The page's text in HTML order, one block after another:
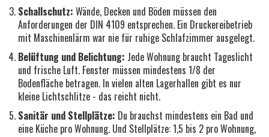
Schallschutz: Wände, Decken und Böden müssen den
Anforderungen der DIN 4109 entsprechen. Ein Druckereibetrieb
mit Maschinenlärm war nie für ruhige Schlafzimmer ausgelegt.
Belüftung und Belichtung: Jede Wohnung braucht Tageslicht
und frische Luft. Fenster müssen mindestens 1/8 der
Bodenfläche betragen. In vielen alten Lagerhallen gibt es nur
kleine Lichtschlitze - das reicht nicht.
Sanitär und Stellplätze: Du brauchst mindestens ein Bad und
eine Küche pro Wohnung. Und Stellplätze: 1,5 bis 2 pro Wohnung,